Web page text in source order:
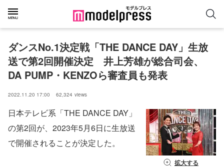
ダンスNo.1決定戦「THE DANCE DAY」生放
送で第2回開催決定　井上芳雄が総合司会、
DA PUMP・KENZOら審査員も発表
2022.11.20 17:00 62,324 views
拡大する
日本テレビ系「THE DANCE DAY」
の第2回が、2023年5月6日に生放送
で開催されることが決定した。